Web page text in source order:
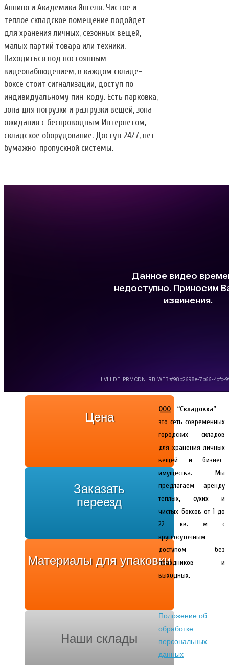
Аннино и Академика Янгеля. Чистое и
теплое складское помещение подойдет
для хранения личных, сезонных вещей,
малых партий товара или техники.
Находиться под постоянным
видеонаблюдением, в каждом складе-
боксе стоит сигнализации, доступ по
индивидуальному пин-коду. Есть парковка,
зона для погрузки и разгрузки вещей, зона
ожидания с беспроводным Интернетом,
складское оборудование. Доступ 24/7, нет
бумажно-пропускной системы.
Цена
Заказать
переезд
Материалы для упаковки
Наши склады
ООО “Складовка” -
это сеть современных
городских складов
для хранения личных
вещей и бизнес-
имущества. Мы
предлагаем аренду
теплых, сухих и
чистых боксов от 1 до
22 кв. м с
круглосуточным
доступом без
праздников и
выходных.
Положение об
обработке
персональных
данных